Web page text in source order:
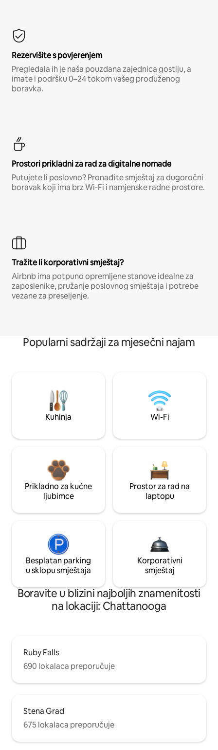
Rezervišite s povjerenjem
Pregledala ih je naša pouzdana zajednica gostiju, a
imate i podršku 0–24 tokom vašeg produženog
boravka.
Prostori prikladni za rad za digitalne nomade
Putujete li poslovno? Pronađite smještaj za dugoročni
boravak koji ima brz Wi-Fi i namjenske radne prostore.
Tražite li korporativni smještaj?
Airbnb ima potpuno opremljene stanove idealne za
zaposlenike, pružanje poslovnog smještaja i potrebe
vezane za preseljenje.
Popularni sadržaji za mjesečni najam
Kuhinja Wi-Fi
Prikladno za kućne
ljubimce
Prostor za rad na
laptopu
Besplatan parking
u sklopu smještaja
Korporativni
smještaj
Boravite u blizini najboljih znamenitosti
na lokaciji: Chattanooga
Ruby Falls
690 lokalaca preporučuje
Stena Grad
675 lokalaca preporučuje